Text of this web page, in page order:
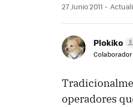
27 Junio 2011
Plokiko
Colaborador
operadores